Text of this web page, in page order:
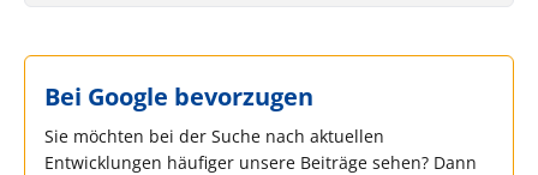
Bei Google bevorzugen
Sie möchten bei der Suche nach aktuellen
Entwicklungen häufiger unsere Beiträge sehen? Dann